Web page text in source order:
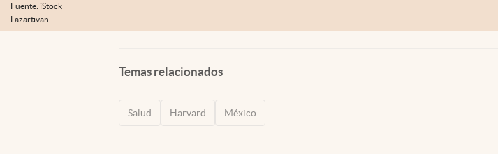
Fuente: iStock
Lazartivan
Temas relacionados
Salud Harvard México